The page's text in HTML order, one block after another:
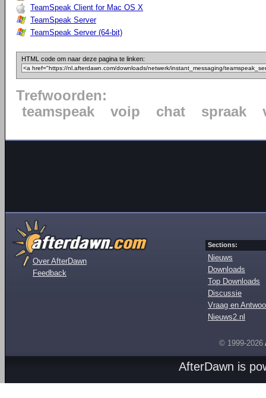
TeamSpeak Client for Mac OS X
TeamSpeak Server
TeamSpeak Server (64-bit)
HTML code om naar deze pagina te linken:
Trefwoorden:
teamspeak
voip chat spraak
Over AfterDawn
Feedback
Sections:
Nieuws
Downloads
Top Downloads
Discussie
Vraag en
Nieuws2.nl
© 1999-2026
AfterDawn is